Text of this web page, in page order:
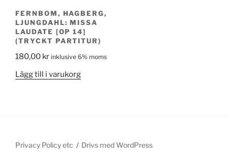
FERNBOM, HAGBERG,
LJUNGDAHL: MISSA
LAUDATE [OP 14]
(TRYCKT PARTITUR)
180,00 kr inklusive 6% moms
Lägg till i varukorg
Privacy Policy etc Drivs med WordPress